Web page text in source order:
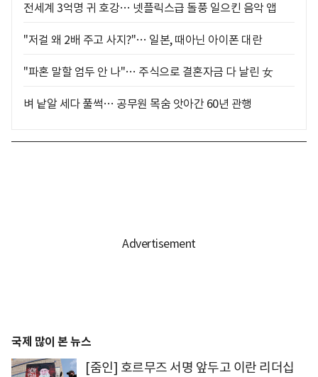
전세계 3억명 귀 호강… 넷플릭스급 돌풍 일으킨 음악 앱
"저걸 왜 2배 주고 사지?"… 일본, 때아닌 아이폰 대란
"파혼 말할 엄두 안 나"… 주식으로 결혼자금 다 날린 女
벼 낱알 세다 풀썩… 공무원 목숨 앗아간 60년 관행
국제 많이 본 뉴스
[줌인] 호르무즈 서명 앞두고 이란 리더십